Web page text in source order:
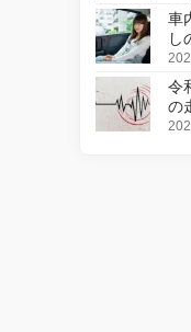
車
し
令
の